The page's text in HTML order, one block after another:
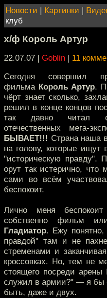
Новости | Картинки |
клуб
х/ф Король Артур
22.07.07 | Goblin | 11
Сегодня совершил
фильма Король Артур.
чёрт знает сколько,
решил в конце концов
так давно читал
отечественных мега-
БЫВАЕТ!!! Страна наша
на голову, которые ищут
"историческую правду".
орут так истерично,
сами во всём
беспокоит.
Лично меня
собственно фильм
Гладиатор. Ежу понятно,
правдой" там и не
стременами и
кроссовках. Но, тем не
стоящего посреди арены
служил в армии?" — я бы
быть, даже и двух.